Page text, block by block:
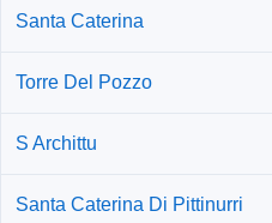
Santa Caterina
Torre Del Pozzo
S Archittu
Santa Caterina Di Pittinurri